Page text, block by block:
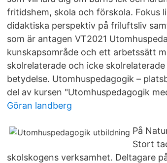
fritidshem, skola och förskola. Fokus
didaktiska perspektiv på friluftsliv
som är antagen VT2021
kunskapsområde och ett arbetssätt
skolrelaterade och icke
betydelse. Utomhuspedagogik –
del av kursen "Utomhuspedagogik
Göran landberg
På
Stort
skolskogens verksamhet. Deltagare